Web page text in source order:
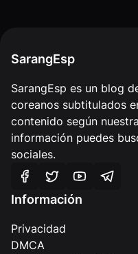
SarangEsp
SarangEsp es un blog
coreanos subtitulados
contenido según
información puedes
sociales.
Información
Privacidad
DMCA